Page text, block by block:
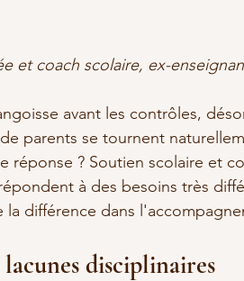
et coach scolaire, ex-
avant les contrôles,
parents se tournent
réponse ? Soutien scolaire et
à des besoins très
différence dans
disciplinaires